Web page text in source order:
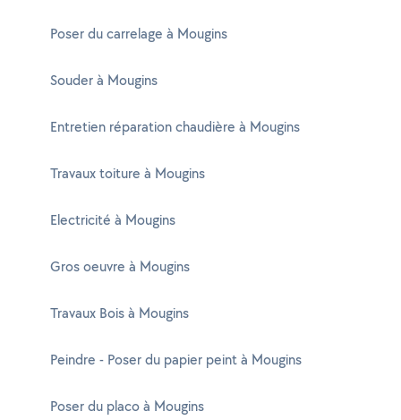
Poser du carrelage à Mougins
Souder à Mougins
Entretien réparation chaudière à Mougins
Travaux toiture à Mougins
Electricité à Mougins
Gros oeuvre à Mougins
Travaux Bois à Mougins
Peindre - Poser du papier peint à Mougins
Poser du placo à Mougins